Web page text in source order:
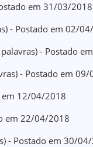
em 31/03/2018
- Postado em 02/
- Postado
- Postado em
em 12/04/2018
em 22/04/2018
- Postado em 30/